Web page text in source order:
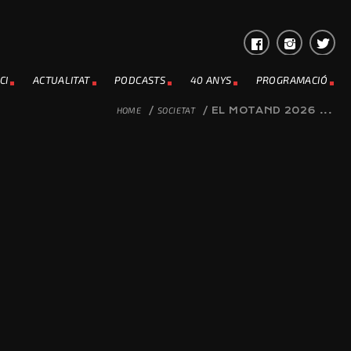
ACTUALITAT PODCASTS 40 ANYS PROGRAMACIÓ
HOME / SOCIETAT / EL MOTAND 2026 ...